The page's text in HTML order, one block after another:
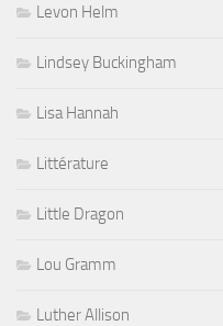
Levon Helm
Lindsey Buckingham
Lisa Hannah
Littérature
Little Dragon
Lou Gramm
Luther Allison